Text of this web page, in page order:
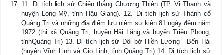
11. Di tích lịch sử Chiến thắng Chương Thiện (TP. Vị Thanh và
huyện Long Mỹ, tỉnh Hậu Giang). 12. Di tích lịch sử Thành cổ
Quảng Trị và những địa điểm lưu niệm sự kiện 81 ngày đêm năm
1972 (thị xã Quảng Trị, huyện Hải Lăng và huyện Triệu Phong,
tỉnhQuảng Trị) 13. Di tích lịch sử Đôi bờ Hiền Lương - Bến Hải
(huyện Vĩnh Linh và Gio Linh, tỉnh Quảng Trị) 14. Di tích lịch sử